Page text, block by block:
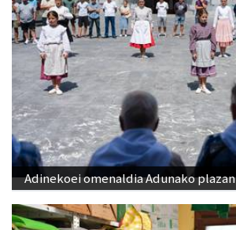
Adinekoei omenaldia Adunako plazan